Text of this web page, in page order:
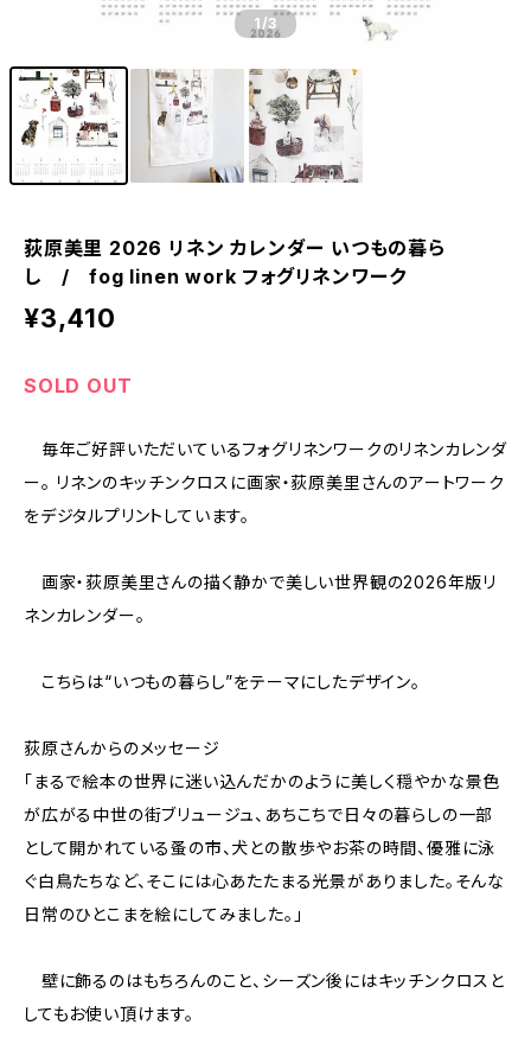
1 /3
荻原美里 2026 リネン カレンダー いつもの暮ら
し / fog linen work フォグリネンワーク
¥3,410
SOLD OUT
毎年ご好評いただいているフォグリネンワークのリネンカレンダ
ー。 リネンのキッチンクロスに画家・荻原美里さんのアートワーク
をデジタルプリントしています。
画家・荻原美里さんの描く静かで美しい世界観の2026年版リ
ネンカレンダー。
こちらは“いつもの暮らし”をテーマにしたデザイン。
荻原さんからのメッセージ
「まるで絵本の世界に迷い込んだかのように美しく穏やかな景色
が広がる中世の街ブリュージュ、あちこちで日々の暮らしの一部
として開かれている蚤の市、犬との散歩やお茶の時間、優雅に泳
ぐ白鳥たちなど、そこには心あたたまる光景がありました。そんな
日常のひとこまを絵にしてみました。」
壁に飾るのはもちろんのこと、シーズン後にはキッチンクロスと
してもお使い頂けます。